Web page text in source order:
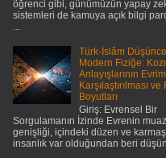
öğrenci gibi, günümüzün yapay
sistemleri de kamuya açık bilgi
...
Türk-İslâm
Modern Fiziğe:
Anlayışlarının
Karşılaştırılması ve
Boyutları
Giriş: Evrensel Bir
Sorgulamanın İzinde Evrenin
genişliği, içindeki düzen ve
insanlık var olduğundan beri